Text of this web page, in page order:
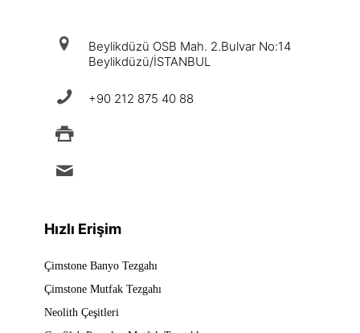
Beylikdüzü OSB Mah. 2.Bulvar No:14
Beylikdüzü/İSTANBUL
+90 212 875 40 88
Hızlı Erişim
Çimstone Banyo Tezgahı
Çimstone Mutfak Tezgahı
Neolith Çeşitleri